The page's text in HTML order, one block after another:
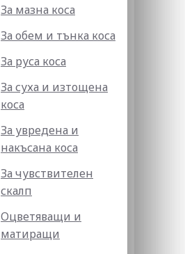
За мазна коса
За обем и тънка коса
За руса коса
За суха и изтощена
коса
За увредена и
накъсана коса
За чувствителен
скалп
Оцветяващи и
матиращи